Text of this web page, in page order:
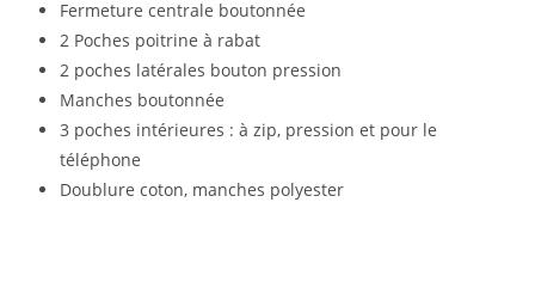
Fermeture centrale boutonnée
2 Poches poitrine à rabat
2 poches latérales bouton pression
Manches boutonnée
3 poches intérieures : à zip, pression et pour le
téléphone
Doublure coton, manches polyester